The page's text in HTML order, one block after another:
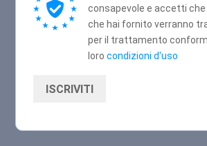
consapevole e accetti
che hai fornito verranno
per il trattamento
loro condizioni d'uso
ISCRIVITI